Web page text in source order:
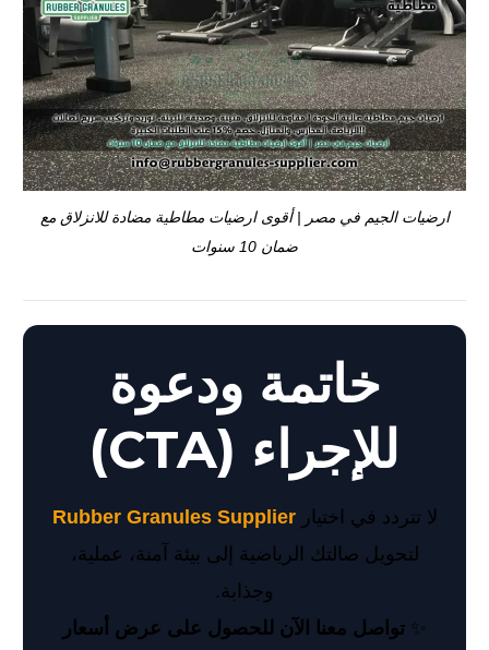
ارضيات الجيم في مصر | أقوى ارضيات مطاطية مضادة للانزلاق مع
ضمان 10 سنوات
خاتمة ودعوة
للإجراء (CTA)
لا تتردد في اختيارRubber Granules Supplier
لتحويل صالتك الرياضية إلى بيئة آمنة، عملية،
وجذابة.
تواصل معنا الآن للحصول على عرض أسعار